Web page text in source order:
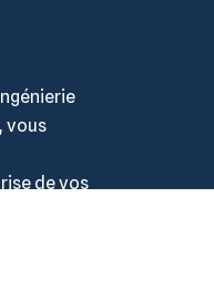
vous
de vos